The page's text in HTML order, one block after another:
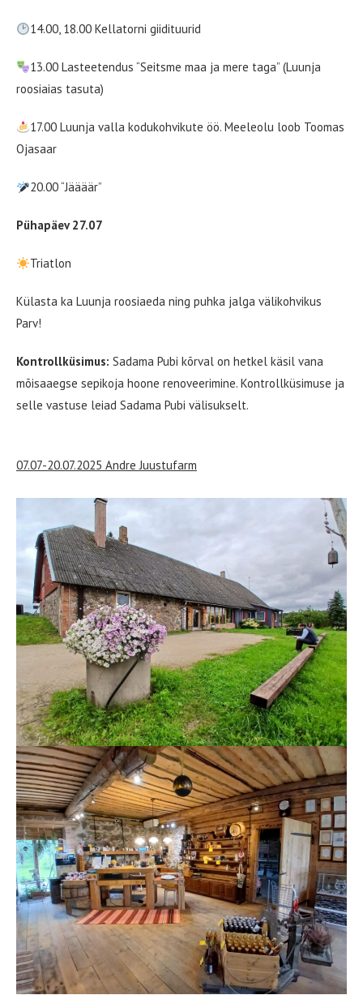
14.00, 18.00 Kellatorni giidituurid
13.00 Lasteetendus “Seitsme maa ja mere taga” (Luunja
roosiaias tasuta)
17.00 Luunja valla kodukohvikute öö. Meeleolu loob Toomas
Ojasaar
20.00 “Jäääär”
Pühapäev 27.07
Triatlon
Külasta ka Luunja roosiaeda ning puhka jalga välikohvikus
Parv!
Kontrollküsimus: Sadama Pubi kõrval on hetkel käsil vana
mõisaaegse sepikoja hoone renoveerimine. Kontrollküsimuse ja
selle vastuse leiad Sadama Pubi välisukselt.
07.07-20.07.2025 Andre Juustufarm